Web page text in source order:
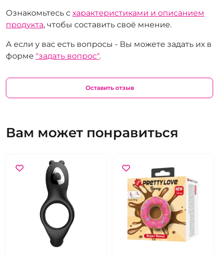
Ознакомьтесь с характеристиками и описанием
продукта, чтобы составить своё мнение.
А если у вас есть вопросы - Вы можете задать их в
форме "задать вопрос".
Оставить отзыв
Вам может понравиться